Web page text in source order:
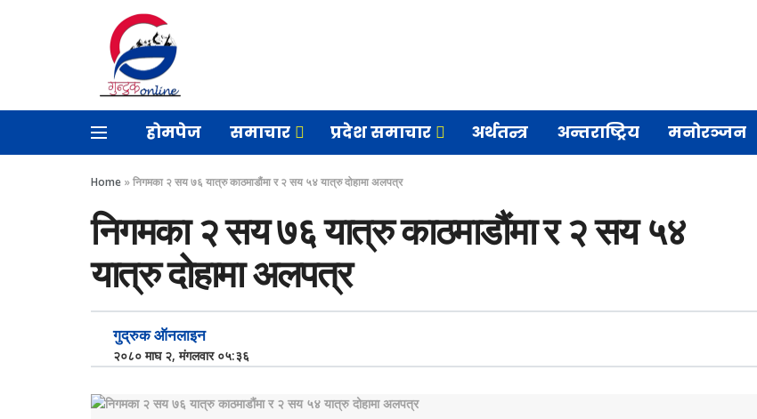
होमपेज समाचार प्रदेश समाचार अर्थतन्त्र अन्तराष्ट्रिय मनोरञ्जन
Home »निगमका २ सय ७६ यात्रु काठमाडौंमा र २ सय ५४ यात्रु दोहामा अलपत्र
निगमका २ सय ७६ यात्रु काठमाडौंमा र २ सय ५४
यात्रु दोहामा अलपत्र
गुद्रुक ऑनलाइन
२०८० माघ २, मंगलवार ०५:३६